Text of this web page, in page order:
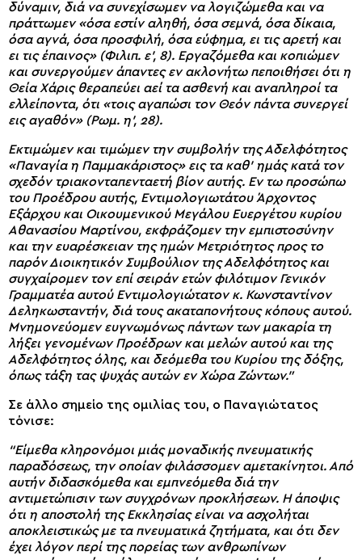
δύναμιν, διά να συνεχίσωμεν να λογιζώμεθα και να
πράττωμεν «όσα εστίν αληθή, όσα σεμνά, όσα δίκαια,
όσα αγνά, όσα προσφιλή, όσα εύφημα, ει τις αρετή και
ει τις έπαινος» (Φιλιπ. ε’, 8). Εργαζόμεθα και κοπιώμεν
και συνεργούμεν άπαντες εν ακλονήτω πεποιθήσει ότι η
Θεία Χάρις θεραπεύει αεί τα ασθενή και αναπληροί τα
ελλείποντα, ότι «τοις αγαπώσι τον Θεόν πάντα συνεργεί
εις αγαθόν» (Ρωμ. η’, 28).
Εκτιμώμεν και τιμώμεν την συμβολήν της Αδελφότητος
«Παναγία η Παμμακάριστος» εις τα καθ’ ημάς κατά τον
σχεδόν τριακονταπενταετή βίον αυτής. Εν τω προσώπω
του Προέδρου αυτής, Εντιμολογιωτάτου Άρχοντος
Εξάρχου και Οικουμενικού Μεγάλου Ευεργέτου κυρίου
Αθανασίου Μαρτίνου, εκφράζομεν την εμπιστοσύνην
και την ευαρέσκειαν της ημών Μετριότητος προς το
παρόν Διοικητικόν Συμβούλιον της Αδελφότητος και
συγχαίρομεν τον επί σειράν ετών φιλότιμον Γενικόν
Γραμματέα αυτού Εντιμολογιώτατον κ. Κωνσταντίνον
Δεληκωσταντήν, διά τους ακαταπονήτους κόπους αυτού.
Μνημονεύομεν ευγνωμόνως πάντων των μακαρία τη
λήξει γενομένων Προέδρων και μελών αυτού και της
Αδελφότητος όλης, και δεόμεθα του Κυρίου της δόξης,
όπως τάξη τας ψυχάς αυτών εν Χώρα Ζώντων.”
Σε άλλο σημείο της ομιλίας του, ο Παναγιώτατος
τόνισε:
“Είμεθα κληρονόμοι μιάς μοναδικής πνευματικής
παραδόσεως, την οποίαν φιλάσσομεν αμετακίνητοι. Από
αυτήν διδασκόμεθα και εμπνεόμεθα διά την
αντιμετώπισιν των συγχρόνων προκλήσεων. Η άποψις
ότι η αποστολή της Εκκλησίας είναι να ασχολήται
αποκλειστικώς με τα πνευματικά ζητήματα, και ότι δεν
έχει λόγον περί της πορείας των ανθρωπίνων